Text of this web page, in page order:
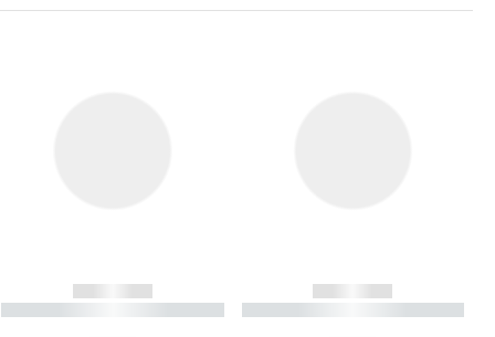
------------
----------- ----------- ----------
------------
----------- ----------- ----------